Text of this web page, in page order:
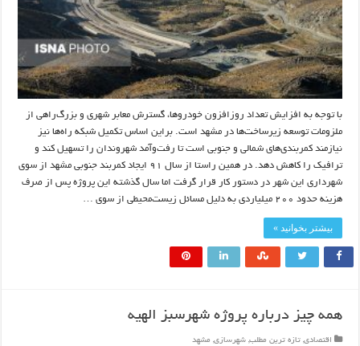
با توجه به افزایش تعداد روزافزون خودروها، گسترش معابر شهری و بزرگ‌راهی از
ملزومات توسعه زیرساخت‌ها در مشهد است. براین اساس تکمیل شبکه راه‌ها نیز
نیازمند کمربندی‌های شمالی و جنوبی است تا رفت‌و‌آمد شهروندان را تسهیل کند و
ترافیک را کاهش دهد. در همین راستا از سال ٩١ ایجاد کمربند جنوبی مشهد از سوی
شهرداری این شهر در دستور کار قرار گرفت اما سال گذشته این پروژه پس از صرف
هزینه حدود ٢٠٠ میلیاردی به دلیل مسائل زیست‌محیطی از سوی …
بیشتر بخوانید »
همه چیز درباره پروژه شهرسبز الهیه
اقتصادی, تازه ترین مطلب, شهرسازی, مشهد